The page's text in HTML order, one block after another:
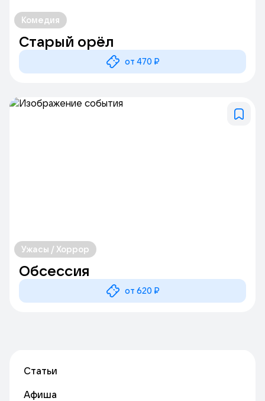
Комедия
Старый орёл
от 470 ₽
Ужасы / Хоррор
Обсессия
от 620 ₽
Статьи
Афиша